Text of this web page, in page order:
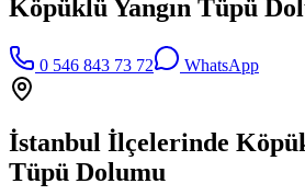
Köpüklü Yangın Tüpü
0 546 843 73 72 WhatsApp
İstanbul İlçelerinde
Tüpü Dolumu